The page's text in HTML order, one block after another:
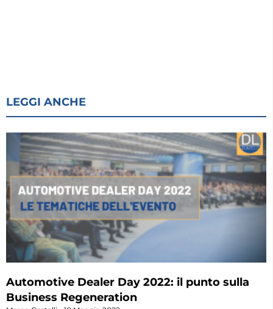
LEGGI ANCHE
Automotive Dealer Day 2022: il punto sulla
Business Regeneration